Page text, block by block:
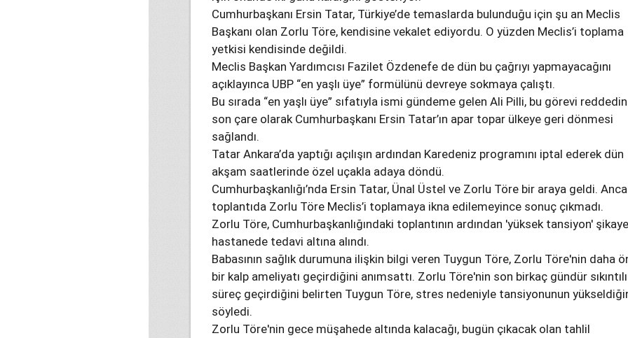
Cumhurbaşkanı Ersin Tatar, Türkiye’de temaslarda bulunduğu için şu an Meclis
Başkanı olan Zorlu Töre, kendisine vekalet ediyordu. O yüzden Meclis’i toplama
yetkisi kendisinde değildi.
Meclis Başkan Yardımcısı Fazilet Özdenefe de dün bu çağrıyı yapmayacağını
açıklayınca UBP “en yaşlı üye” formülünü devreye sokmaya çalıştı.
Bu sırada “en yaşlı üye” sıfatıyla ismi gündeme gelen Ali Pilli, bu görevi
son çare olarak Cumhurbaşkanı Ersin Tatar’ın apar topar ülkeye geri dönmesi
sağlandı.
Tatar Ankara’da yaptığı açılışın ardından Karedeniz programını iptal ederek dün
akşam saatlerinde özel uçakla adaya döndü.
Cumhurbaşkanlığı’nda Ersin Tatar, Ünal Üstel ve Zorlu Töre bir araya geldi.
toplantıda Zorlu Töre Meclis’i toplamaya ikna edilemeyince sonuç çıkmadı.
Zorlu Töre, Cumhurbaşkanlığındaki toplantının ardından 'yüksek tansiyon'
hastanede tedavi altına alındı.
Babasının sağlık durumuna ilişkin bilgi veren Tuygun Töre, Zorlu Töre'nin daha
bir kalp ameliyatı geçirdiğini anımsattı. Zorlu Töre'nin son birkaç gündür
süreç geçirdiğini belirten Tuygun Töre, stres nedeniyle tansiyonunun
söyledi.
Zorlu Töre'nin gece müşahede altında kalacağı, bugün çıkacak olan tahlil